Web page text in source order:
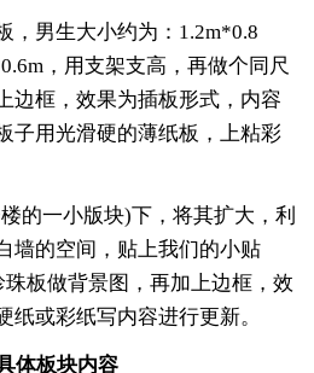
男生大小约为：1.2m*0.8
，用支架支高，再做个同尺
边框，效果为插板形式，内容
子用光滑硬的薄纸板，上粘彩
一小版块)下，将其扩大，利
墙的空间，贴上我们的小贴
板做背景图，再加上边框，效
纸或彩纸写内容进行更新。
体板块内容